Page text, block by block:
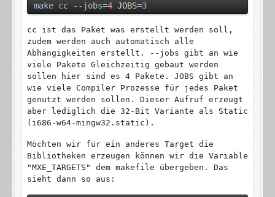
make cc --jobs=4 JOBS=3
cc ist das Paket was erstellt werden soll,
zudem werden auch automatisch alle
Abhängigkeiten erstellt. --jobs gibt an wie
viele Pakete Gleichzeitig gebaut werden
sollen hier sind es 4 Pakete. JOBS gibt an
wie viele Compiler Prozesse für jedes Paket
genutzt werden sollen. Dieser Aufruf erzeugt
aber lediglich die 32-Bit Variante als Static
(i686-w64-mingw32.static).
Möchten wir für ein anderes Target die
Bibliotheken erzeugen können wir die Variable
"MXE_TARGETS" dem makefile übergeben. Das
sieht dann so aus: